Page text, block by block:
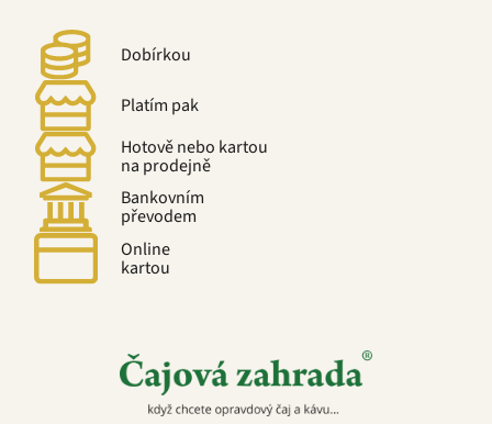
Dobírkou
Platím pak
Hotově nebo kartou
na prodejně
Bankovním
převodem
Online
kartou